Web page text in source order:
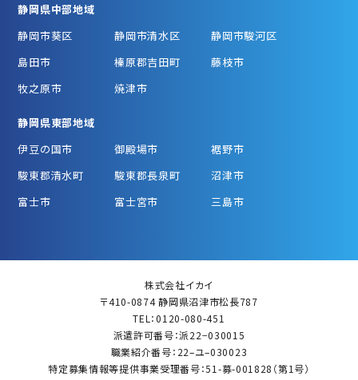
静岡県中部地域
静岡市葵区
静岡市清水区
静岡市駿河区
島田市
榛原郡吉田町
藤枝市
牧之原市
焼津市
静岡県東部地域
伊豆の国市
御殿場市
裾野市
駿東郡清水町
駿東郡長泉町
沼津市
富士市
富士宮市 三島市
株式会社イカイ
〒410-0874 静岡県沼津市松長787
TEL：0120-080-451
派遣許可番号：派22−030015
職業紹介番号：22–ユ–030023
特定募集情報等提供事業受理番号：51-募-001828（第1号）